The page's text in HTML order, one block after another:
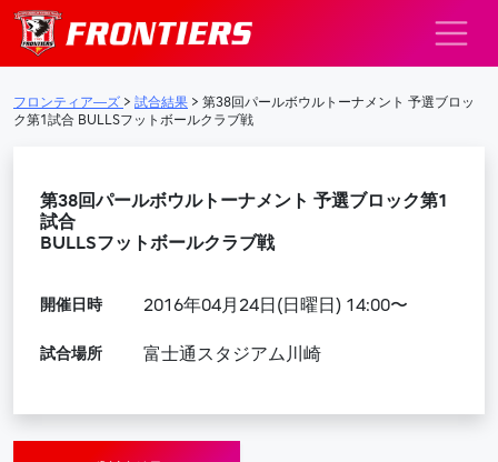
メインナビゲーション
フロンティア―ズ > 試合結果 > 第38回パールボウルトーナメント 予選ブロッ
ク第1試合 BULLSフットボールクラブ戦
第38回パールボウルトーナメント 予選ブロック第1
試合
BULLSフットボールクラブ戦
開催日時 2016年04月24日(日曜日) 14:00〜
試合場所 富士通スタジアム川崎